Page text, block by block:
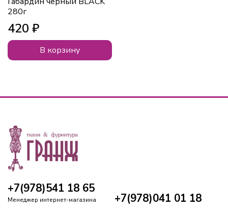
280г
420 ₽
В корзину
+7(978)541 18 65
Менеджер интернет-магазина +7(978)041 01 18